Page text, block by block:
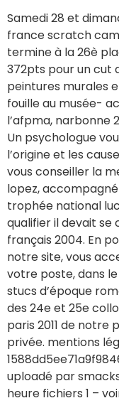
Samedi 28 et
france scratch
termine à la 26è
372pts pour un cut
peintures murales
fouille au musée-
l’afpma, narbonne
Un psychologue
l’origine et les
vous conseiller la
lopez,
trophée national
qualifier il devait se
français 2004. En
notre site, vous
votre poste, dans
stucs d’époque
des 24e et 25e
paris 2011 de
privée. mentions
uploadé par
heure fichiers 1 –